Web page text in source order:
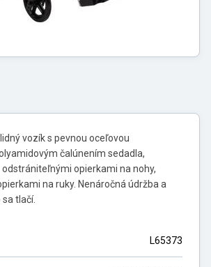
vozík s pevnou oceľovou
čalúnením sedadla,
opierkami na nohy,
na ruky. Nenáročná údržba a
tlačí.
L65373